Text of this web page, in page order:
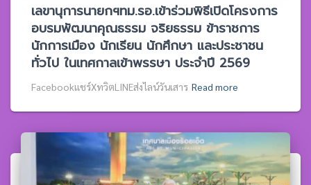
เลขานุการนายกฯทม.รอ.เข้าร่วมพิธีเปิดโครงการ
อบรมพัฒนาคุณธรรม จริยธรรม ข้าราชการ
นักการเมือง นักเรียน นักศึกษา และประชาชน
ทั่วไป ในเทศกาลเข้าพรรษา ประจำปี 2569
Facebookแชร์XทวิตLINEส่งไลน์วันเสาร Read more